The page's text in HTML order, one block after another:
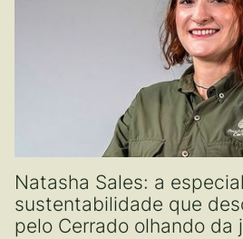
Natasha Sales: a
sustentabilidade que
pelo Cerrado olhando da